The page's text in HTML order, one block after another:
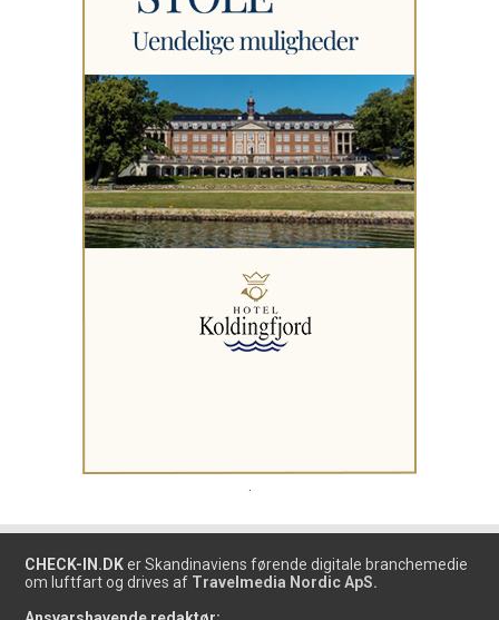
CHECK-IN.DK er Skandinaviens førende digitale branchemedie
om luftfart og drives af Travelmedia Nordic ApS.